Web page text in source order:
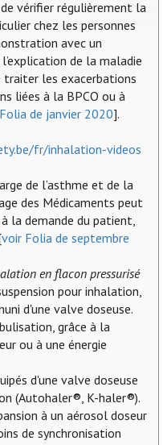
vérifier régulièrement la
chez les personnes
avec un
de la maladie
les exacerbations
liées à la BPCO ou à
de janvier 2020].
fr/inhalation-videos
de l’asthme et de la
des Médicaments peut
la demande du patient,
voir Folia de septembre
en flacon pressurisé
pour inhalation,
d'une valve doseuse.
grâce à la
ou à une énergie
d'une valve doseuse
(Autohaler®, K-haler®).
à un aérosol doseur
de synchronisation